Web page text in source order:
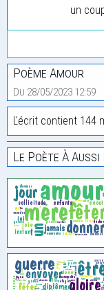
un
Poème Amour
Du 28/05/2023 12:59
L'écrit contient 144
Le Poète À